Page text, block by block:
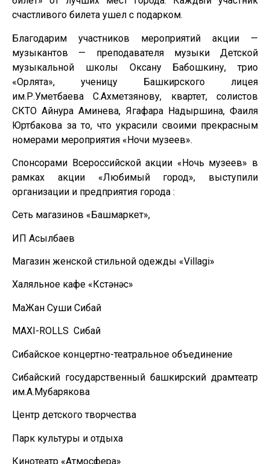
счастливого билета ушел с подарком.
Благодарим участников мероприятий акции —
музыкантов — преподавателя музыки Детской
музыкальной школы Оксану Бабошкину, трио
«Орлята», ученицу Башкирского лицея
им.Р.Уметбаева С.Ахметзянову, квартет, солистов
СКТО Айнура Аминева, Ягафара Надыршина, Фаиля
Юртбакова за то, что украсили своими прекрасным
номерами мероприятия «Ночи музеев».
Спонсорами Всероссийской акции «Ночь музеев» в
рамках акции «Любимый город», выступили
организации и предприятия города :
Сеть магазинов «Башмаркет»,
ИП Асылбаев
Магазин женской стильной одежды «Villagi»
Халяльное кафе «Күстәнәс»
МаЖан Суши Сибай
MAXI-ROLLS Сибай
Сибайское концертно-театральное объединение
Сибайский государственный башкирский драмтеатр
им.А.Мубарякова
Центр детского творчества
Парк культуры и отдыха
Кинотеатр «Атмосфера»